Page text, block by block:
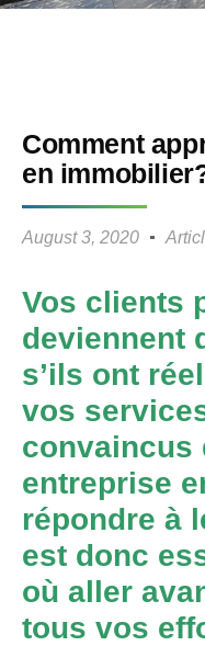
Comment
en
August 3, 2020
Vos clients
deviennent
s’ils ont
vos
convaincus
entreprise
répondre à
est donc
où aller
tous vos